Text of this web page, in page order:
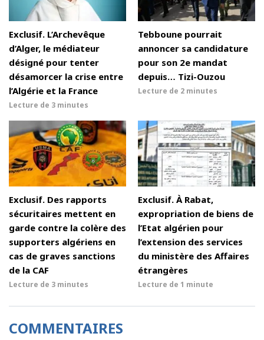
Exclusif. L’Archevêque
d’Alger, le médiateur
désigné pour tenter
désamorcer la crise entre
l’Algérie et la France
Lecture de 3 minutes
Tebboune pourrait
annoncer sa candidature
pour son 2e mandat
depuis… Tizi-Ouzou
Lecture de 2 minutes
Exclusif. Des rapports
sécuritaires mettent en
garde contre la colère des
supporters algériens en
cas de graves sanctions
de la CAF
Lecture de 3 minutes
Exclusif. À Rabat,
expropriation de biens de
l’Etat algérien pour
l’extension des services
du ministère des Affaires
étrangères
Lecture de 1 minute
COMMENTAIRES